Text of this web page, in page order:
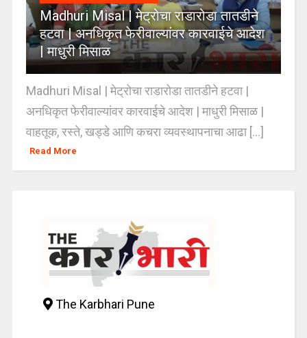
Madhuri Misal | मेट्रोचा राडारोडा तातडीने
हटवा | अनधिकृत फेरीवाल्यांवर कारवाईचे आदेश
| माधुरी मिसाळ
Madhuri Misal | मेट्रोचा राडारोडा तातडीने हटवा |
अनधिकृत फेरीवाल्यांवर कारवाईचे आदेश | माधुरी मिसाळ |
वाहतूक, रस्ते, खड्डे आणि कचरा व्यवस्थापनाचा आढा [...]
Read More
The Karbhari Pune